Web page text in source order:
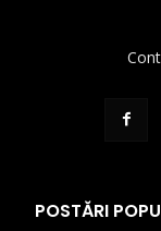
POSTĂRI